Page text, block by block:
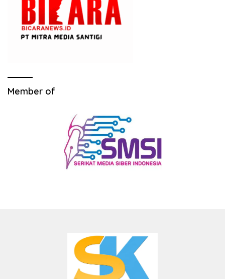
Member of